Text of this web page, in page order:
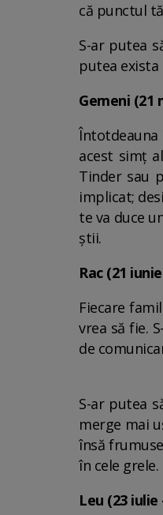
că punctul
S-ar putea
putea
Gemeni (21
acest simț
Tinder sau
implicat;
te va duce
știi.
Rac (21
Fiecare
vrea să fie.
de
S-ar putea
merge mai
însă
în cele grele.
Leu (23